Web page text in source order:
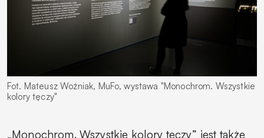
Fot. Mateusz Woźniak, MuFo, wystawa "Monochrom. Wszystkie
kolory tęczy"
„Monochrom. Wszystkie kolory tęczy” jest także